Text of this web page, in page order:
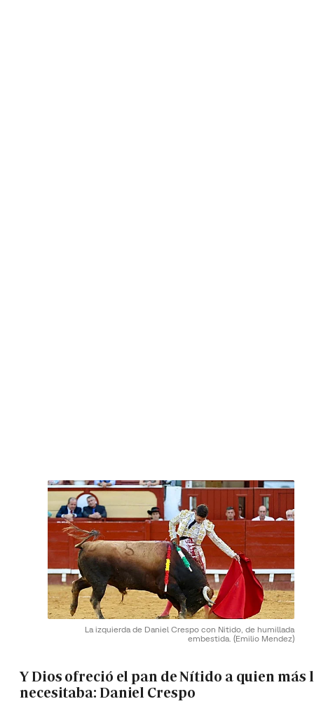
La izquierda de Daniel Crespo con Nitido, de humillada
embestida. (Emilio Mendez)
Y Dios ofreció el pan de Nítido a quien más
necesitaba: Daniel Crespo